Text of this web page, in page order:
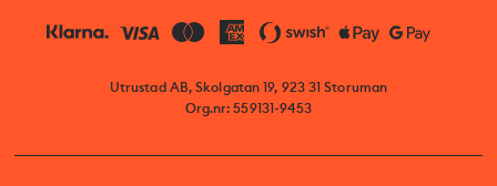
Utrustad AB, Skolgatan 19, 923 31 Storuman
Org.nr: 559131-9453